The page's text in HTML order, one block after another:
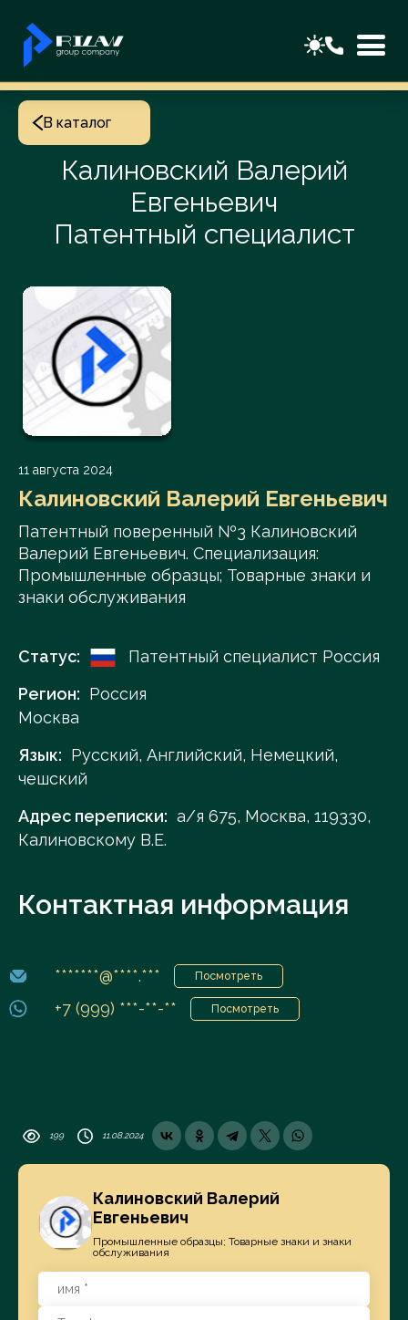
В каталог
Калиновский Валерий
Евгеньевич
Патентный специалист
11 августа 2024
Калиновский Валерий Евгеньевич
Патентный поверенный №3 Калиновский
Валерий Евгеньевич. Специализация:
Промышленные образцы; Товарные знаки и
знаки обслуживания
Статус:
Патентный специалист Россия
Регион: Россия
Москва
Язык: Русский, Английский, Немецкий,
чешский
Адрес переписки: а/я 675, Москва, 119330,
Калиновскому В.Е.
Контактная информация
*******@****.*** Посмотреть
+7 (999) ***-**-** Посмотреть
199 11.08.2024
Калиновский Валерий
Евгеньевич
Промышленные образцы; Товарные знаки и знаки
обслуживания